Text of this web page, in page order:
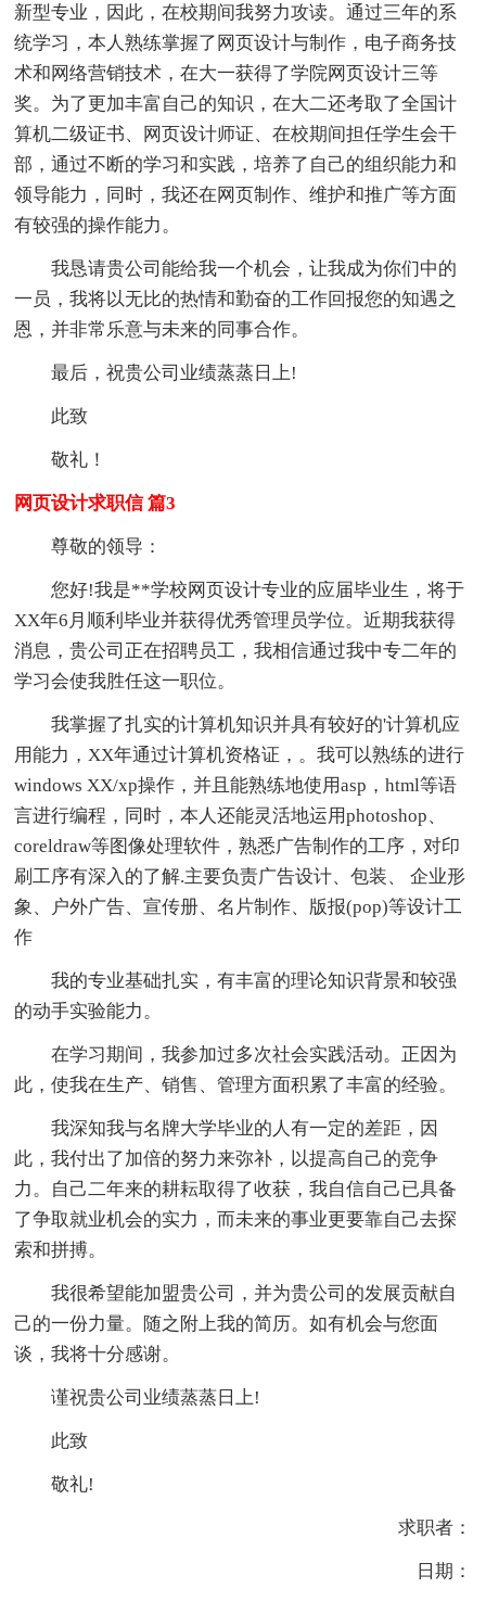
新型专业，因此，在校期间我努力攻读。通过三年的系
统学习，本人熟练掌握了网页设计与制作，电子商务技
术和网络营销技术，在大一获得了学院网页设计三等
奖。为了更加丰富自己的知识，在大二还考取了全国计
算机二级证书、网页设计师证、在校期间担任学生会干
部，通过不断的学习和实践，培养了自己的组织能力和
领导能力，同时，我还在网页制作、维护和推广等方面
有较强的操作能力。
我恳请贵公司能给我一个机会，让我成为你们中的
一员，我将以无比的热情和勤奋的工作回报您的知遇之
恩，并非常乐意与未来的同事合作。
最后，祝贵公司业绩蒸蒸日上!
此致
敬礼！
网页设计求职信 篇3
尊敬的领导：
您好!我是**学校网页设计专业的应届毕业生，将于
XX年6月顺利毕业并获得优秀管理员学位。近期我获得
消息，贵公司正在招聘员工，我相信通过我中专二年的
学习会使我胜任这一职位。
我掌握了扎实的计算机知识并具有较好的'计算机应
用能力，XX年通过计算机资格证，。我可以熟练的进行
windows XX/xp操作，并且能熟练地使用asp，html等语
言进行编程，同时，本人还能灵活地运用photoshop、
coreldraw等图像处理软件，熟悉广告制作的工序，对印
刷工序有深入的了解.主要负责广告设计、包装、 企业形
象、户外广告、宣传册、名片制作、版报(pop)等设计工
作
我的专业基础扎实，有丰富的理论知识背景和较强
的动手实验能力。
在学习期间，我参加过多次社会实践活动。正因为
此，使我在生产、销售、管理方面积累了丰富的经验。
我深知我与名牌大学毕业的人有一定的差距，因
此，我付出了加倍的努力来弥补，以提高自己的竞争
力。自己二年来的耕耘取得了收获，我自信自己已具备
了争取就业机会的实力，而未来的事业更要靠自己去探
索和拼搏。
我很希望能加盟贵公司，并为贵公司的发展贡献自
己的一份力量。随之附上我的简历。如有机会与您面
谈，我将十分感谢。
谨祝贵公司业绩蒸蒸日上!
此致
敬礼!
求职者：
日期：